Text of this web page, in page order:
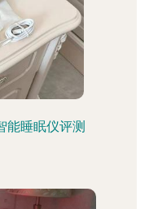
能睡眠仪评测